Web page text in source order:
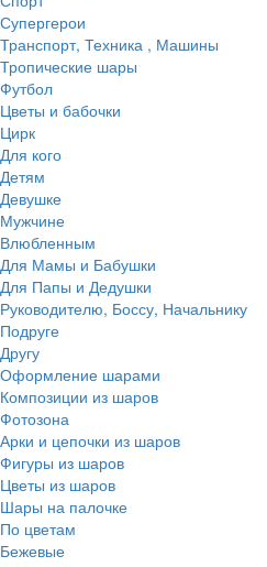
Супергерои
Транспорт, Техника , Машины
Тропические шары
Футбол
Цветы и бабочки
Цирк
Для кого
Детям
Девушке
Мужчине
Влюбленным
Для Мамы и Бабушки
Для Папы и Дедушки
Руководителю, Боссу, Начальнику
Подруге
Другу
Оформление шарами
Композиции из шаров
Фотозона
Арки и цепочки из шаров
Фигуры из шаров
Цветы из шаров
Шары на палочке
По цветам
Бежевые